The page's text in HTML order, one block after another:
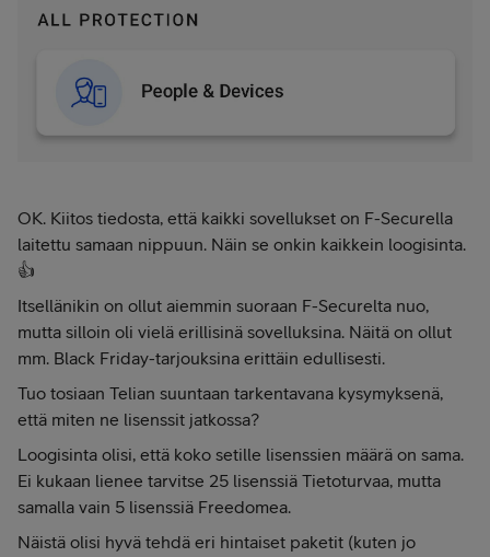
OK. Kiitos tiedosta, että kaikki sovellukset on F-Securella
laitettu samaan nippuun. Näin se onkin kaikkein loogisinta.
👍
Itsellänikin on ollut aiemmin suoraan F-Securelta nuo,
mutta silloin oli vielä erillisinä sovelluksina. Näitä on ollut
mm. Black Friday-tarjouksina erittäin edullisesti.
Tuo tosiaan Telian suuntaan tarkentavana kysymyksenä,
että miten ne lisenssit jatkossa?
Loogisinta olisi, että koko setille lisenssien määrä on sama.
Ei kukaan lienee tarvitse 25 lisenssiä Tietoturvaa, mutta
samalla vain 5 lisenssiä Freedomea.
Näistä olisi hyvä tehdä eri hintaiset paketit (kuten jo